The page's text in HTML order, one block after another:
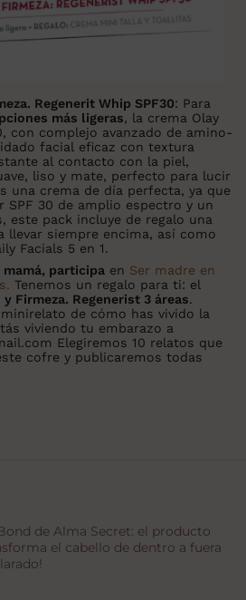
Regenerit Whip SPF30: Para
más ligeras, la crema Olay
con complejo avanzado de amino-
facial eficaz con textura
al contacto con la piel,
liso y mate, perfecto para lucir
una crema de día perfecta, ya que
SPF 30 de amplio espectro y un
este pack incluye de regalo una
llevar siempre encima, así como
Facials 5 en 1.
mamá, participa en Ser madre en
Tenemos un regalo para ti: el
Firmeza. Regenerist 3 áreas.
de cómo has vivido la
viviendo tu embarazo a
Elegiremos 10 relatos que
cofre y publicaremos todas
de Alma Secret: el producto
el cabello de dentro a fuera